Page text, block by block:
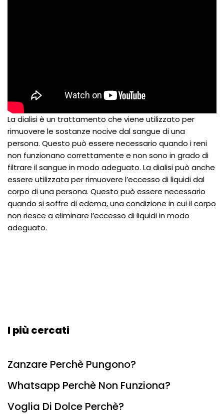
La dialisi è un trattamento che viene utilizzato per
rimuovere le sostanze nocive dal sangue di una
persona. Questo può essere necessario quando i reni
non funzionano correttamente e non sono in grado di
filtrare il sangue in modo adeguato. La dialisi può anche
essere utilizzata per rimuovere l’eccesso di liquidi dal
corpo di una persona. Questo può essere necessario
quando si soffre di edema, una condizione in cui il corpo
non riesce a eliminare l’eccesso di liquidi in modo
adeguato.
I più cercati
Zanzare Perchè Pungono?
Whatsapp Perchè Non Funziona?
Voglia Di Dolce Perchè?